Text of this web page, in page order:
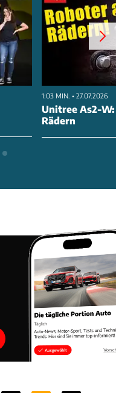
1:03 MIN. • 27.07.2026
Unitree As2-
Rädern